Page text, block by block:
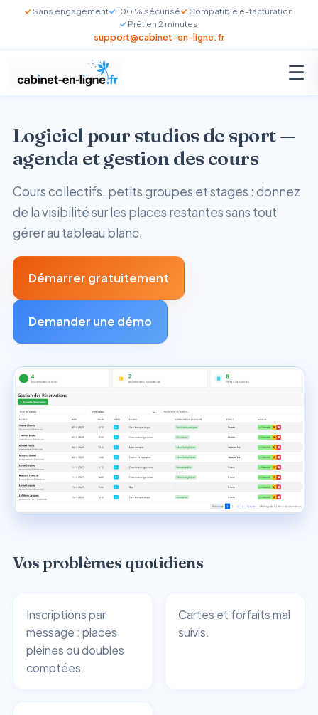
Sans engagement 100 % sécurisé
Compatible e-facturation
Prêt en 2 minutes
support@cabinet-en-ligne.fr
☰
Logiciel pour studios de sport —
agenda et gestion des cours
Cours collectifs, petits groupes et stages : donnez
de la visibilité sur les places restantes sans tout
gérer au tableau blanc.
Démarrer gratuitement
Demander une démo
Vos problèmes quotidiens
Inscriptions par
message : places
pleines ou doubles
comptées.
Cartes et forfaits mal
suivis.